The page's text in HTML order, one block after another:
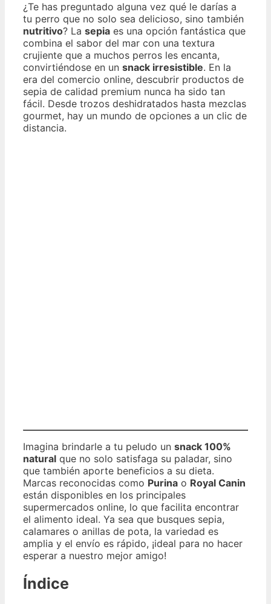
¿Te has preguntado alguna vez qué le darías a
tu perro que no solo sea delicioso, sino también
nutritivo? La sepia es una opción fantástica que
combina el sabor del mar con una textura
crujiente que a muchos perros les encanta,
convirtiéndose en un snack irresistible. En la
era del comercio online, descubrir productos de
sepia de calidad premium nunca ha sido tan
fácil. Desde trozos deshidratados hasta mezclas
gourmet, hay un mundo de opciones a un clic de
distancia.
Imagina brindarle a tu peludo un snack 100%
natural que no solo satisfaga su paladar, sino
que también aporte beneficios a su dieta.
Marcas reconocidas como Purina o Royal Canin
están disponibles en los principales
supermercados online, lo que facilita encontrar
el alimento ideal. Ya sea que busques sepia,
calamares o anillas de pota, la variedad es
amplia y el envío es rápido, ¡ideal para no hacer
esperar a nuestro mejor amigo!
Índice